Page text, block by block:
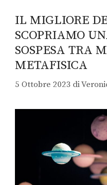
IL MIGLIORE
SCOPRIAMO
SOSPESA TRA
METAFISICA
5 Ottobre 2023 di